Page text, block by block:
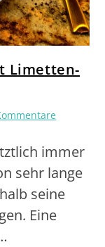
Limetten-
immer
sehr lange
seine
Eine